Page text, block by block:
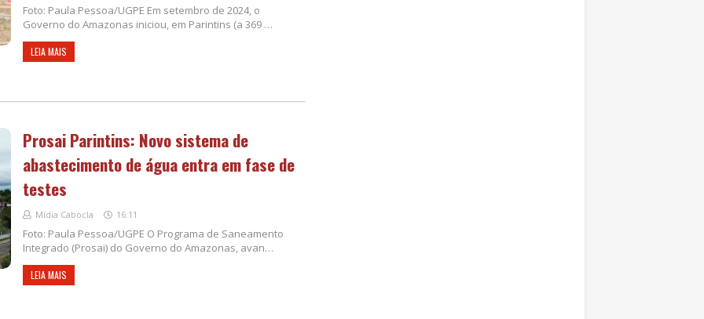
Foto: Paula Pessoa/UGPE Em setembro de 2024, o
Governo do Amazonas iniciou, em Parintins (a 369 …
LEIA MAIS
Prosai Parintins: Novo sistema de
abastecimento de água entra em fase de
testes
Mídia Cabocla 16:11
Foto: Paula Pessoa/UGPE O Programa de Saneamento
Integrado (Prosai) do Governo do Amazonas, avan…
LEIA MAIS